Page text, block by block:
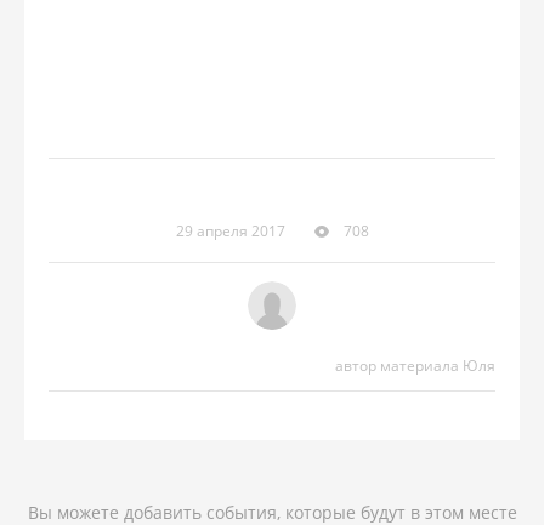
29 апреля 2017 708
автор материала Юля
Вы можете добавить события, которые будут в этом месте